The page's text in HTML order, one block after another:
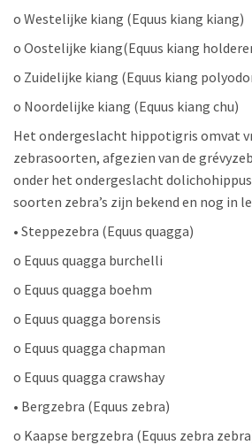
o Westelijke kiang (Equus kiang kiang)
o Oostelijke kiang(Equus kiang
o Zuidelijke kiang (Equus kiang
o Noordelijke kiang (Equus kiang chu)
Het ondergeslacht hippotigris omvat
zebrasoorten, afgezien van de
onder het ondergeslacht
soorten zebra’s zijn bekend en nog in
• Steppezebra (Equus quagga)
o Equus quagga burchelli
o Equus quagga boehm
o Equus quagga borensis
o Equus quagga chapman
o Equus quagga crawshay
• Bergzebra (Equus zebra)
o Kaapse bergzebra (Equus zebra